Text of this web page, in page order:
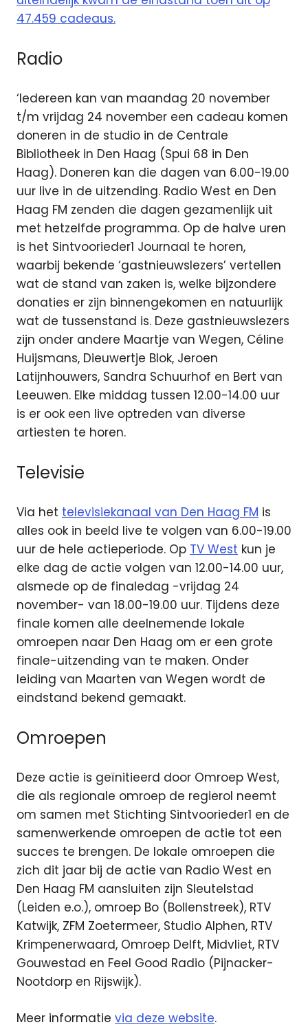
47.459 cadeaus.
Radio
‘Iedereen kan van maandag 20 november
t/m vrijdag 24 november een cadeau komen
doneren in de studio in de Centrale
Bibliotheek in Den Haag (Spui 68 in Den
Haag). Doneren kan die dagen van 6.00-19.00
uur live in de uitzending. Radio West en Den
Haag FM zenden die dagen gezamenlijk uit
met hetzelfde programma. Op de halve uren
is het Sintvoorieder1 Journaal te horen,
waarbij bekende ‘gastnieuwslezers’ vertellen
wat de stand van zaken is, welke bijzondere
donaties er zijn binnengekomen en natuurlijk
wat de tussenstand is. Deze gastnieuwslezers
zijn onder andere Maartje van Wegen, Céline
Huijsmans, Dieuwertje Blok, Jeroen
Latijnhouwers, Sandra Schuurhof en Bert van
Leeuwen. Elke middag tussen 12.00-14.00 uur
is er ook een live optreden van diverse
artiesten te horen.
Televisie
Via het televisiekanaal van Den Haag FM is
alles ook in beeld live te volgen van 6.00-19.00
uur de hele actieperiode. Op TV West kun je
elke dag de actie volgen van 12.00-14.00 uur,
alsmede op de finaledag -vrijdag 24
november- van 18.00-19.00 uur. Tijdens deze
finale komen alle deelnemende lokale
omroepen naar Den Haag om er een grote
finale-uitzending van te maken. Onder
leiding van Maarten van Wegen wordt de
eindstand bekend gemaakt.
Omroepen
Deze actie is geïnitieerd door Omroep West,
die als regionale omroep de regierol neemt
om samen met Stichting Sintvoorieder1 en de
samenwerkende omroepen de actie tot een
succes te brengen. De lokale omroepen die
zich dit jaar bij de actie van Radio West en
Den Haag FM aansluiten zijn Sleutelstad
(Leiden e.o.), omroep Bo (Bollenstreek), RTV
Katwijk, ZFM Zoetermeer, Studio Alphen, RTV
Krimpenerwaard, Omroep Delft, Midvliet, RTV
Gouwestad en Feel Good Radio (Pijnacker-
Nootdorp en Rijswijk).
Meer informatie via deze website.